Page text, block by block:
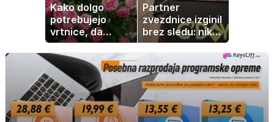
Kako dolgo
potrebujejo
vrtnice, da
zrastejo? Vse o
rasti, cvetenju in
negi vrtnic
Partner
zvezdnice izginil
brez sledu: nikoli
ga niso našli,
nato je prišla še
ena tragedija